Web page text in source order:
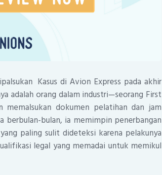
Kasus di Avion Express pada akhir
adalah orang dalam industri—seorang First
dokumen pelatihan dan jam
berbulan-bulan, ia memimpin penerbangan
paling sulit dideteksi karena pelakunya
legal yang memadai untuk memikul